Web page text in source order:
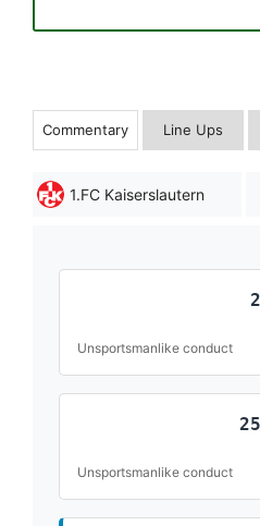
Commentary Line Ups
1.FC Kaiserslautern
Unsportsmanlike conduct
Unsportsmanlike conduct